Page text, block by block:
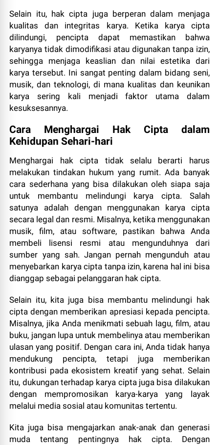
Selain itu, hak cipta juga berperan dalam menjaga
kualitas dan integritas karya. Ketika karya cipta
dilindungi, pencipta dapat memastikan bahwa
karyanya tidak dimodifikasi atau digunakan tanpa izin,
sehingga menjaga keaslian dan nilai estetika dari
karya tersebut. Ini sangat penting dalam bidang seni,
musik, dan teknologi, di mana kualitas dan keunikan
karya sering kali menjadi faktor utama dalam
kesuksesannya.
Cara Menghargai Hak Cipta dalam
Kehidupan Sehari-hari
Menghargai hak cipta tidak selalu berarti harus
melakukan tindakan hukum yang rumit. Ada banyak
cara sederhana yang bisa dilakukan oleh siapa saja
untuk membantu melindungi karya cipta. Salah
satunya adalah dengan menggunakan karya cipta
secara legal dan resmi. Misalnya, ketika menggunakan
musik, film, atau software, pastikan bahwa Anda
membeli lisensi resmi atau mengunduhnya dari
sumber yang sah. Jangan pernah mengunduh atau
menyebarkan karya cipta tanpa izin, karena hal ini bisa
dianggap sebagai pelanggaran hak cipta.
Selain itu, kita juga bisa membantu melindungi hak
cipta dengan memberikan apresiasi kepada pencipta.
Misalnya, jika Anda menikmati sebuah lagu, film, atau
buku, jangan lupa untuk membelinya atau memberikan
ulasan yang positif. Dengan cara ini, Anda tidak hanya
mendukung pencipta, tetapi juga memberikan
kontribusi pada ekosistem kreatif yang sehat. Selain
itu, dukungan terhadap karya cipta juga bisa dilakukan
dengan mempromosikan karya-karya yang layak
melalui media sosial atau komunitas tertentu.
Kita juga bisa mengajarkan anak-anak dan generasi
muda tentang pentingnya hak cipta. Dengan